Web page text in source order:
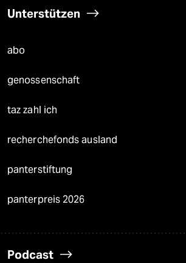
Unterstützen
abo
genossenschaft
taz zahl ich
recherchefonds ausland
panterstiftung
panterpreis 2026
Podcast